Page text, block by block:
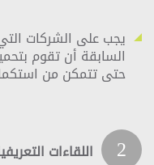
يجب على الشركات
السابقة أن تقوم
حتى تتمكن من
2 اللقاءات